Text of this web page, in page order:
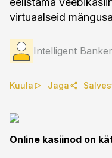
virtuaalseid
Intelligent
Kuula Jaga
Online kasiinod on